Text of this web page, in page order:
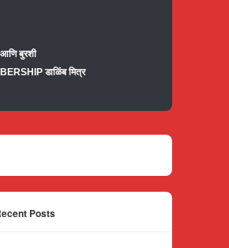
आणि बुरशी
डाळिंब मित्र
Posts